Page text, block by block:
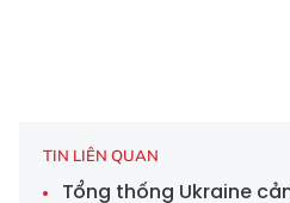
TIN LIÊN QUAN
Tổng thống Ukraine